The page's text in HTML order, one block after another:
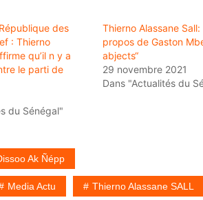
des
: Thierno
qu’il n y a
le parti de
du Sénégal"
Thierno Alassane Sall:
propos de Gaston
abjects“
29 novembre 2021
Dans "Actualités du
Ak Ñépp
Media Actu Thierno Alassane SALL